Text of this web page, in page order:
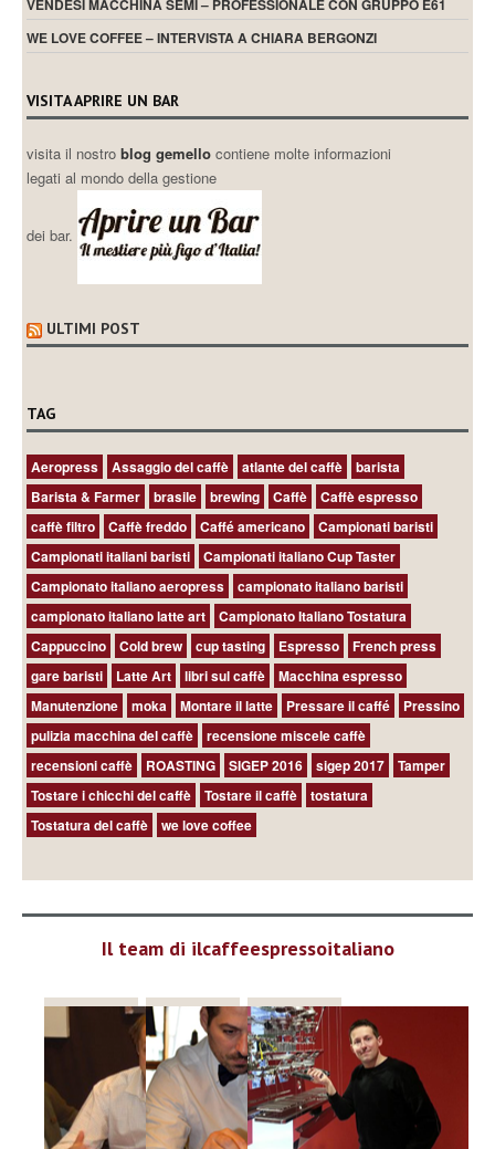
VENDESI MACCHINA SEMI – PROFESSIONALE CON GRUPPO E61
WE LOVE COFFEE – INTERVISTA A CHIARA BERGONZI
VISITA APRIRE UN BAR
visita il nostroblog gemellocontiene molte informazioni
legati al mondo della gestione
dei bar.
ULTIMI POST
TAG
Aeropress Assaggio del caffè atlante del caffè
barista
Barista & Farmer
brasile brewing Caffè
Caffè espresso
caffè filtro
Caffè freddo Caffé americano
Campionati baristi
Campionati italiani baristi
Campionati italiano Cup Taster
Campionato italiano aeropress
campionato italiano baristi
campionato italiano latte art
Campionato Italiano Tostatura
Cappuccino
Cold brew cup tasting Espresso
French press
gare baristi
Latte Art libri sul caffè
Macchina espresso
Manutenzione
moka Montare il latte Pressare il caffé
Pressino
pulizia macchina del caffè
recensione miscele caffè
recensioni caffè
ROASTING SIGEP 2016 sigep 2017
Tamper
Tostare i chicchi del caffè
Tostare il caffè
tostatura
Tostatura del caffè
we love coffee
Il team di ilcaffeespressoitaliano